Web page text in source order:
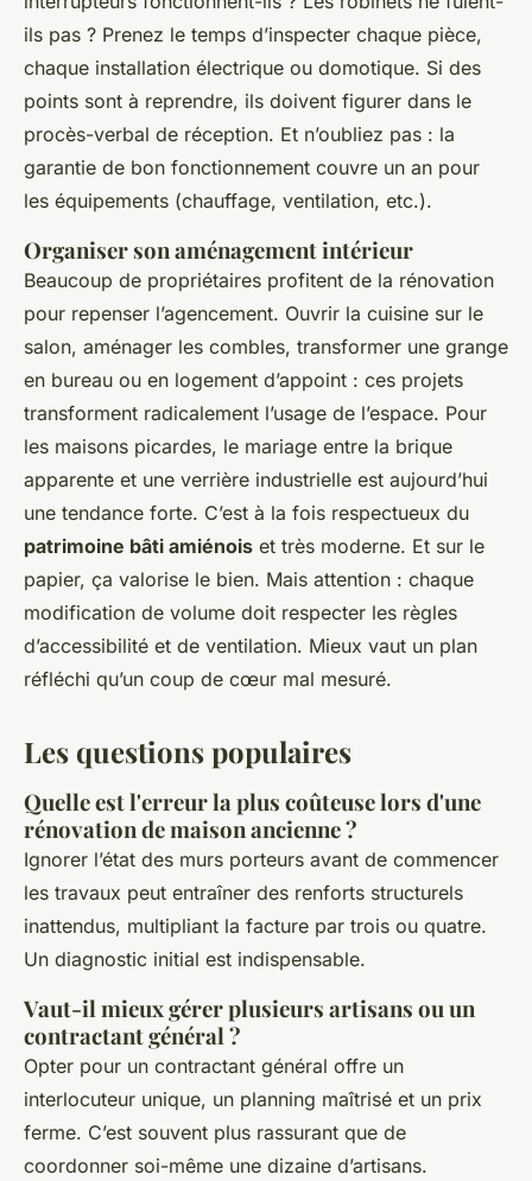
ils pas ? Prenez le temps d’inspecter chaque pièce,
chaque installation électrique ou domotique. Si des
points sont à reprendre, ils doivent figurer dans le
procès-verbal de réception. Et n’oubliez pas : la
garantie de bon fonctionnement couvre un an pour
les équipements (chauffage, ventilation, etc.).
Organiser son aménagement intérieur
Beaucoup de propriétaires profitent de la rénovation
pour repenser l’agencement. Ouvrir la cuisine sur le
salon, aménager les combles, transformer une grange
en bureau ou en logement d’appoint : ces projets
transforment radicalement l’usage de l’espace. Pour
les maisons picardes, le mariage entre la brique
apparente et une verrière industrielle est aujourd’hui
une tendance forte. C’est à la fois respectueux du
patrimoine bâti amiénois et très moderne. Et sur le
papier, ça valorise le bien. Mais attention : chaque
modification de volume doit respecter les règles
d’accessibilité et de ventilation. Mieux vaut un plan
réfléchi qu’un coup de cœur mal mesuré.
Les questions populaires
Quelle est l'erreur la plus coûteuse lors d'une
rénovation de maison ancienne ?
Ignorer l’état des murs porteurs avant de commencer
les travaux peut entraîner des renforts structurels
inattendus, multipliant la facture par trois ou quatre.
Un diagnostic initial est indispensable.
Vaut-il mieux gérer plusieurs artisans ou un
contractant général ?
Opter pour un contractant général offre un
interlocuteur unique, un planning maîtrisé et un prix
ferme. C’est souvent plus rassurant que de
coordonner soi-même une dizaine d’artisans.